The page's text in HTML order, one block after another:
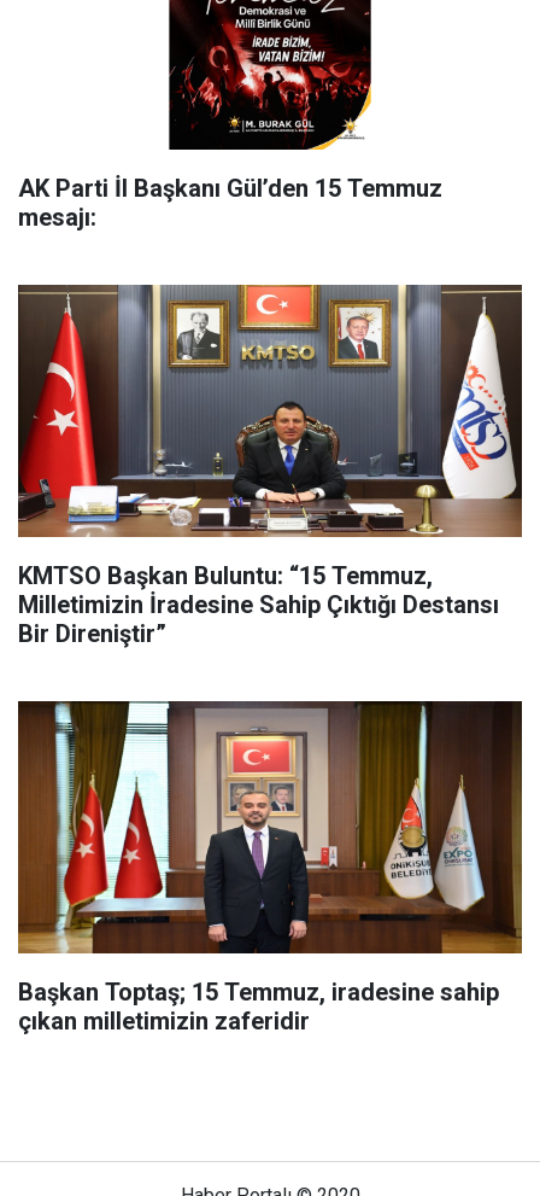
AK Parti İl Başkanı Gül’den 15 Temmuz
mesajı:
KMTSO Başkan Buluntu: “15 Temmuz,
Milletimizin İradesine Sahip Çıktığı Destansı
Bir Direniştir”
Başkan Toptaş; 15 Temmuz, iradesine sahip
çıkan milletimizin zaferidir